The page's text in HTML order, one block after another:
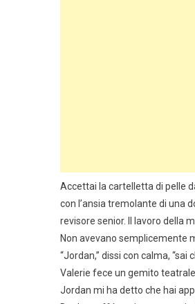
Accettai la cartelletta di pelle
con l’ansia tremolante di una
revisore senior. Il lavoro della
Non avevano semplicemente
“Jordan,” dissi con calma, “sai
Valerie fece un gemito
Jordan mi ha detto che hai